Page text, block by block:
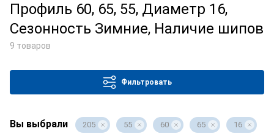
Профиль 60, 65, 55, Диаметр 16,
Сезонность Зимние, Наличие шипов
9 товаров
Фильтровать
Вы выбрали 205 55 60 65 16